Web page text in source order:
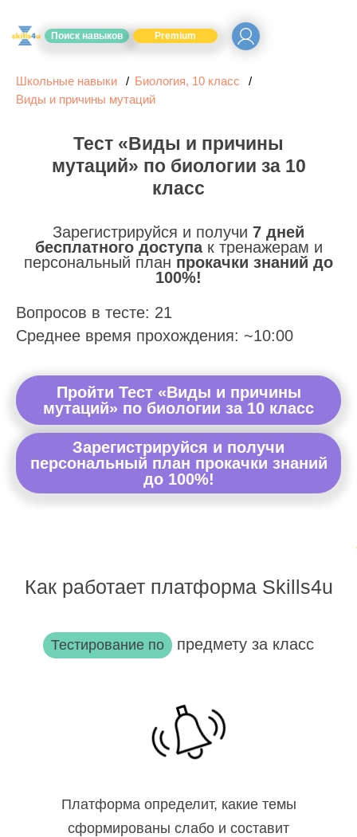
Поиск навыков Premium
Школьные навыки
Биология, 10 класс
Виды и причины мутаций
Тест «Виды и причины
мутаций» по биологии за 10
класс
Зарегистрируйся и получи 7 дней
бесплатного доступак тренажерам и
персональный план прокачки знаний до
100%!
Вопросов в тесте: 21
Среднее время прохождения: ~10:00
Пройти Тест «Виды и причины
мутаций» по биологии за 10 класс
Зарегистрируйся и получи
персональный план прокачки знаний
до 100%!
Как работает платформа Skills4u
Тестирование по предмету за класс
Платформа определит, какие темы
сформированы слабо и составит